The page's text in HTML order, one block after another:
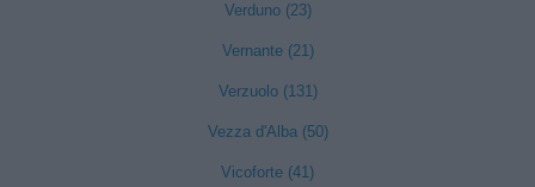
Verduno (23)
Vernante (21)
Verzuolo (131)
Vezza d'Alba (50)
Vicoforte (41)